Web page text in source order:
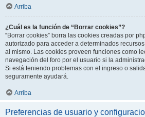
Arriba
¿Cuál es la función de “Borrar cookies”?
“Borrar cookies” borra las cookies creadas por
autorizado para acceder a determinados
al mismo. Las cookies proveen funciones como
navegación del foro por el usuario si la
Si está teniendo problemas con el ingreso o
seguramente ayudará.
Arriba
Preferencias de usuario y